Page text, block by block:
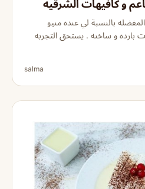
و كافيهات الشرقية
بالنسبة لي عنده منيو
بارده و ساخنه . يستحق التجربه
salma